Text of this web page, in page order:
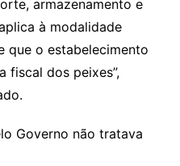
armazenamento e
à modalidade
que o estabelecimento
fiscal dos peixes”,
Governo não tratava